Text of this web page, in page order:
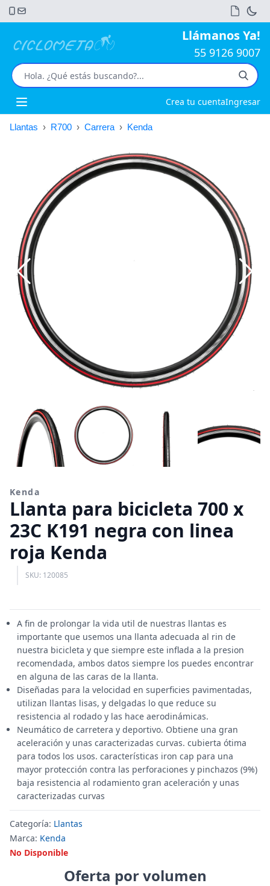
Llámanos Ya!
55 9126 9007
Open main menu Crea tu cuentaIngresar
Llantas › R700 › Carrera › Kenda
Kenda
Llanta para bicicleta 700 x
23C K191 negra con linea
roja Kenda
SKU: 120085
A fin de prolongar la vida util de nuestras llantas es
importante que usemos una llanta adecuada al rin de
nuestra bicicleta y que siempre este inflada a la presion
recomendada, ambos datos siempre los puedes encontrar
en alguna de las caras de la llanta.
Diseñadas para la velocidad en superficies pavimentadas,
utilizan llantas lisas, y delgadas lo que reduce su
resistencia al rodado y las hace aerodinámicas.
Neumático de carretera y deportivo. Obtiene una gran
aceleración y unas caracterizadas curvas. cubierta ótima
para todos los usos. características iron cap para una
mayor protección contra las perforaciones y pinchazos (9%)
baja resistencia al rodamiento gran aceleración y unas
caracterizadas curvas
Categoría: Llantas
Marca: Kenda
No Disponible
Oferta por volumen